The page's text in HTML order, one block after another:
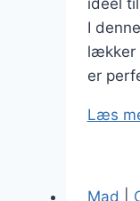
I
lækker
er
Læs
Mad